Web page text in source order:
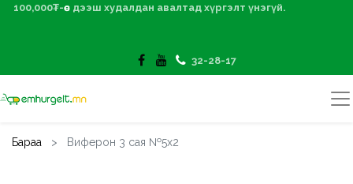
100,000₮-өөс дээш худалдан авалтад хүргэлт үнэгүй.
32-28-17
Бараа Виферон 3 сая №5х2